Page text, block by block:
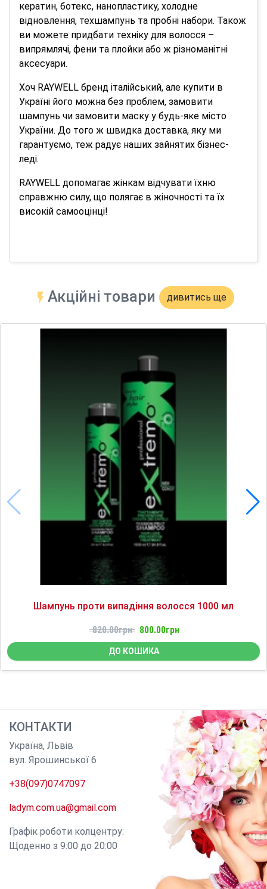
кератин, ботекс, нанопластику, холодне
відновлення, техшампунь та пробні набори. Також
ви можете придбати техніку для волосся –
випрямлячі, фени та плойки або ж різноманітні
аксесуари.
Хоч RAYWELL бренд італійський, але купити в
Україні його можна без проблем, замовити
шампунь чи замовити маску у будь-яке місто
України. До того ж швидка доставка, яку ми
гарантуємо, теж радує наших зайнятих бізнес-
леді.
RAYWELL допомагає жінкам відчувати їхню
справжню силу, що полягає в жіночності та їх
високій самооцінці!
Акційні товари дивитись ще
Шампунь проти випадіння волосся 1000 мл
820.00грн 800.00грн
ДО КОШИКА
КОНТАКТИ
Україна, Львів
вул. Ярошинської 6
+38(097)0747097
ladym.com.ua@gmail.com
Графік роботи колцентру:
Щоденно з 9:00 до 20:00